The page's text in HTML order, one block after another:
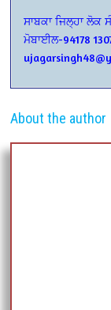
ਸਾਬਕਾ ਜਿਲ੍ਹਾ ਲੋਕ
ਮੋਬਾਈਲ-94178
About the author